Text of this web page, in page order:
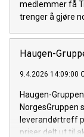
medlemmer få
trenger å gjøre
Haugen-
9.4.2026 14:09:00
Haugen-
NorgesGruppen
leverandørtreff
priser delt ut til